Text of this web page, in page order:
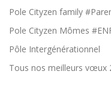
Pole Cityzen family
Pole Cityzen Mômes
Pôle Intergénérationnel
Tous nos meilleurs vœux